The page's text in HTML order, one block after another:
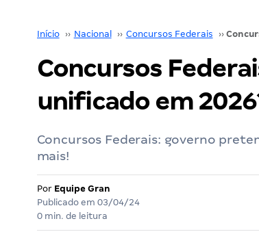
Início ›› Nacional ›› Concursos Federais ››
Concursos
unificado em
Concursos Federais: governo
mais!
Por Equipe Gran
Publicado em 03/04/24
0 min. de leitura